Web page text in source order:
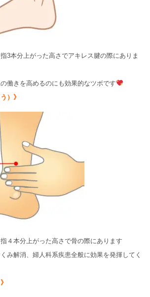
3本分上がった高さでアキレス腱の際にありま
働きを高めるのにも効果的なツボです
）》
４本分上がった高さで骨の際にあります
み解消、婦人科系疾患全般に効果を発揮してく